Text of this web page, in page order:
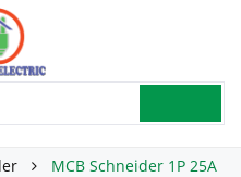
MCB Schneider 1P 25A